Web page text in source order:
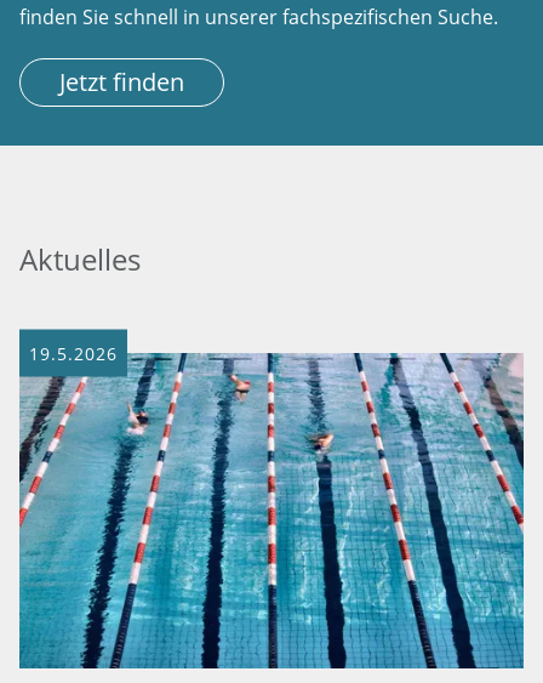
finden Sie schnell in unserer fachspezifischen Suche.
Jetzt finden
Aktuelles
19.5.2026